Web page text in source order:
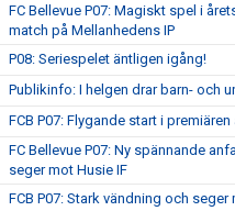
FC Bellevue P07: Magiskt spel i
match på Mellanhedens IP
P08: Seriespelet äntligen igång!
Publikinfo: I helgen drar barn- och
FCB P07: Flygande start i premiären
FC Bellevue P07: Ny spännande
seger mot Husie IF
FCB P07: Stark vändning och